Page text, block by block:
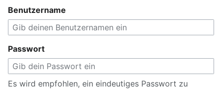
Benutzername
Passwort
Es wird empfohlen, ein eindeutiges Passwort zu